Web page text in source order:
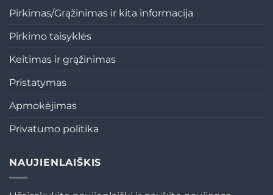
Pirkimas/Grąžinimas ir kita informacija
Pirkimo taisyklės
Keitimas ir grąžinimas
Pristatymas
Apmokėjimas
Privatumo politika
NAUJIENLAIŠKIS